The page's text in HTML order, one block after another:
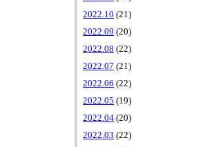
2022.10 (21)
2022.09 (20)
2022.08 (22)
2022.07 (21)
2022.06 (22)
2022.05 (19)
2022.04 (20)
2022.03 (22)